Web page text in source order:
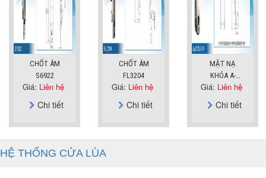
CHỐT ÂM
S6922
Giá: Liên hệ
Chi tiết
CHỐT ÂM
FL3204
Giá: Liên hệ
Chi tiết
MẶT NẠ
KHÓA A-
SUS304
Giá: Liên hệ
Chi tiết
HỆ THỐNG CỬA LÙA